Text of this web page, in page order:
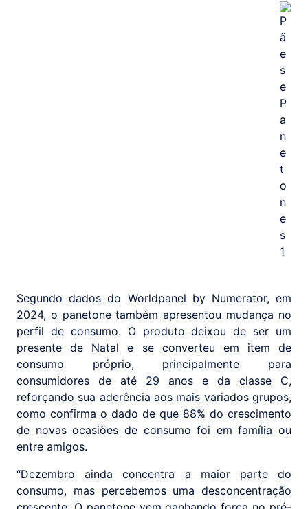
Segundo dados do Worldpanel by Numerator, em
2024, o panetone também apresentou mudança no
perfil de consumo. O produto deixou de ser um
presente de Natal e se converteu em item de
consumo próprio, principalmente para
consumidores de até 29 anos e da classe C,
reforçando sua aderência aos mais variados grupos,
como confirma o dado de que 88% do crescimento
de novas ocasiões de consumo foi em família ou
entre amigos.
“Dezembro ainda concentra a maior parte do
consumo, mas percebemos uma desconcentração